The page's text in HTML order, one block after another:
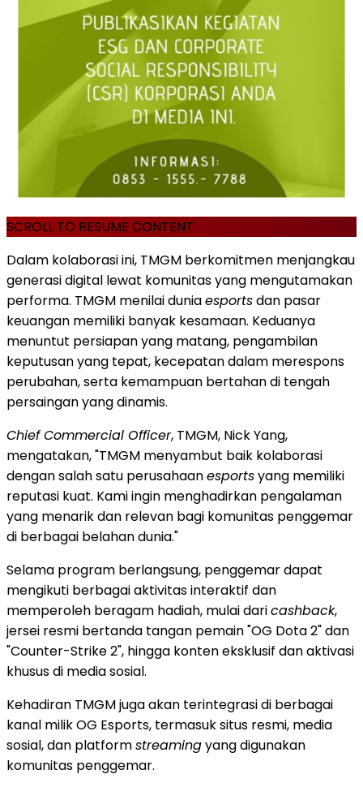
SCROLL TO RESUME CONTENT
Dalam kolaborasi ini, TMGM berkomitmen menjangkau
generasi digital lewat komunitas yang mengutamakan
performa. TMGM menilai duniaesportsdan pasar
keuangan memiliki banyak kesamaan. Keduanya
menuntut persiapan yang matang, pengambilan
keputusan yang tepat, kecepatan dalam merespons
perubahan, serta kemampuan bertahan di tengah
persaingan yang dinamis.
Chief Commercial Officer, TMGM, Nick Yang,
mengatakan, "TMGM menyambut baik kolaborasi
dengan salah satu perusahaanesportsyang memiliki
reputasi kuat. Kami ingin menghadirkan pengalaman
yang menarik dan relevan bagi komunitas penggemar
di berbagai belahan dunia."
Selama program berlangsung, penggemar dapat
mengikuti berbagai aktivitas interaktif dan
memperoleh beragam hadiah, mulai daricashback,
jersei resmi bertanda tangan pemain "OG Dota 2" dan
"Counter-Strike 2", hingga konten eksklusif dan aktivasi
khusus di media sosial.
Kehadiran TMGM juga akan terintegrasi di berbagai
kanal milik OG Esports, termasuk situs resmi, media
sosial, dan platformstreamingyang digunakan
komunitas penggemar.